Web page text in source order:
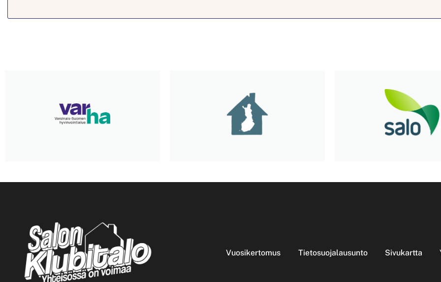
Vuosikertomus Tietosuojalausunto Sivukartta